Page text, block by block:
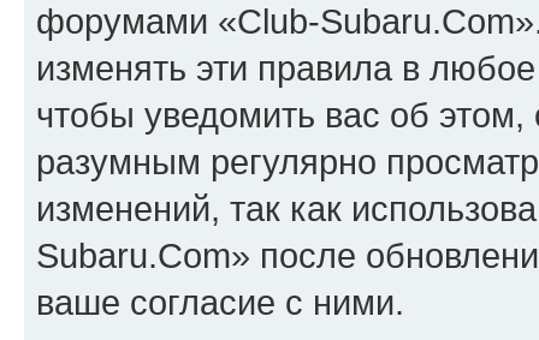
форумами «Club-
изменять эти правила в
чтобы уведомить вас об
разумным регулярно
изменений, так как
Subaru.Com» после
ваше согласие с ними.